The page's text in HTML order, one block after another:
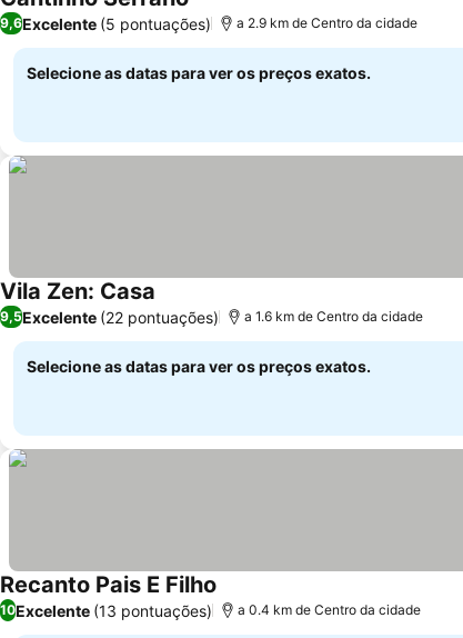
9,6Excelente (5 pontuações) a 2.9 km de Centro da cidade
Selecione as datas para ver os preços exatos.
Vila Zen: Casa
9,5Excelente (22 pontuações) a 1.6 km de Centro da cidade
Selecione as datas para ver os preços exatos.
Recanto Pais E Filho
10Excelente (13 pontuações) a 0.4 km de Centro da cidade